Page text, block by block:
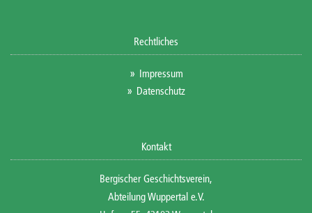
Rechtliches
Impressum
Datenschutz
Kontakt
Bergischer Geschichtsverein,
Abteilung Wuppertal e.V.